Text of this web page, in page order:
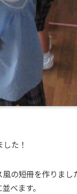
た！
の短冊を作りまし
べます。